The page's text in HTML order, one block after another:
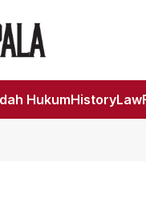
HukumHistoryLaw